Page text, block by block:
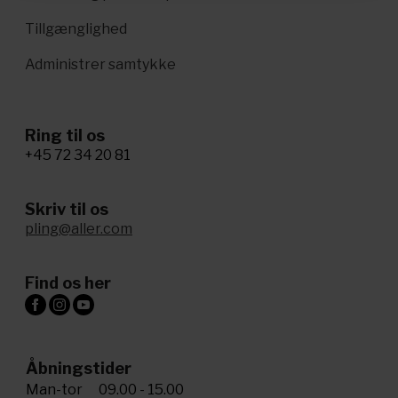
Tillgænglighed
Administrer samtykke
Ring til os
+45 72 34 20 81
Skriv til os
pling@aller.com
Find os her
Åbningstider
Man-tor 09.00 - 15.00